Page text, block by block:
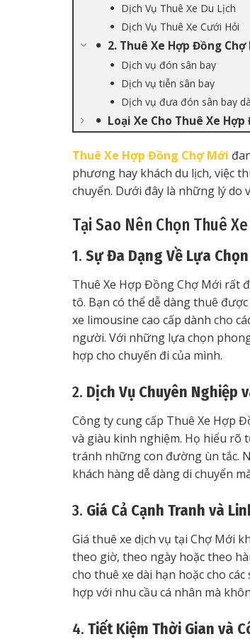
Dịch Vụ Thuê Xe Du Lịch
Dịch Vụ Thuê Xe Cưới Hỏi
2. Thuê Xe Hợp Đồng
Dịch vụ đón sân bay
Dịch vụ tiễn sân bay
Dịch vụ đưa đón sân bay
Loại Xe Cho Thuê Xe
Thuê Xe Hợp Đồng Chợ Mới
phương hay khách du lịch, việc
chuyển. Dưới đây là những lý do
Tại Sao Nên Chọn Thuê
1. Sự Đa Dạng Về Lựa
Thuê Xe Hợp Đồng Chợ Mới rất
tô. Bạn có thể dễ dàng thuê
xe limousine cao cấp dành cho
người. Với những lựa chọn
hợp cho chuyến đi của mình.
2. Dịch Vụ Chuyên Nghiệp
Công ty cung cấp Thuê Xe Hợp
và giàu kinh nghiệm. Họ hiểu rõ
tránh những con đường ùn tắc.
khách hàng dễ dàng di chuyển
3. Giá Cả Cạnh Tranh và
Giá thuê xe dịch vụ tại Chợ Mới
theo giờ, theo ngày hoặc theo
cho thuê xe dài hạn hoặc cho
hợp với nhu cầu cá nhân mà
4. Tiết Kiệm Thời Gian và